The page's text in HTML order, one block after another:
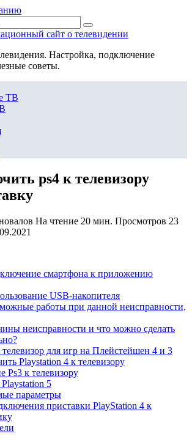
сайт о телевидении
Настройка, подключение
советы.
ТВ
ps4 к телевизору
На чтение 20 мин. Просмотров 23
смартфона к приложению
USB-накопителя
работы при данной неисправности,
неисправности и что можно сделать
для игр на Плейстейшен 4 и 3
Playstation 4 к телевизору
Ps3 к телевизору
5
параметры
приставки PlayStation 4 к